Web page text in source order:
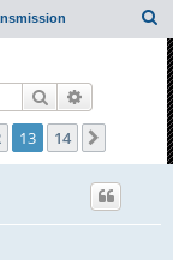
RechercherRecherche
13 14 Suivante